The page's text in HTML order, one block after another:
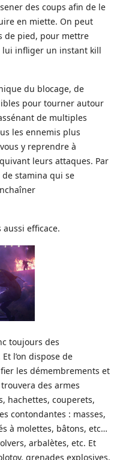
des coups afin de le
en miette. On peut
de pied, pour mettre
lui infliger un instant kill
du blocage, de
pour tourner autour
de multiples
les ennemis plus
y reprendre à
leurs attaques. Par
stamina qui se
aussi efficace.
toujours des
l’on dispose de
les démembrements et
des armes
hachettes, couperets,
contondantes : masses,
à molettes, bâtons, etc…
arbalètes, etc. Et
grenades explosives,